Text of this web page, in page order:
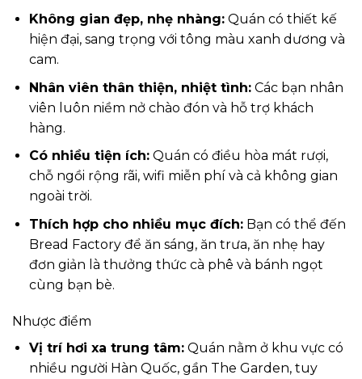
Không gian đẹp, nhẹ nhàng:Quán có thiết kế
hiện đại, sang trọng với tông màu xanh dương và
cam.
Nhân viên thân thiện, nhiệt tình:Các bạn nhân
viên luôn niềm nở chào đón và hỗ trợ khách
hàng.
Có nhiều tiện ích:Quán có điều hòa mát rượi,
chỗ ngồi rộng rãi, wifi miễn phí và cả không gian
ngoài trời.
Thích hợp cho nhiều mục đích:Bạn có thể đến
Bread Factory để ăn sáng, ăn trưa, ăn nhẹ hay
đơn giản là thưởng thức cà phê và bánh ngọt
cùng bạn bè.
Nhược điểm
Vị trí hơi xa trung tâm:Quán nằm ở khu vực có
nhiều người Hàn Quốc, gần The Garden, tuy